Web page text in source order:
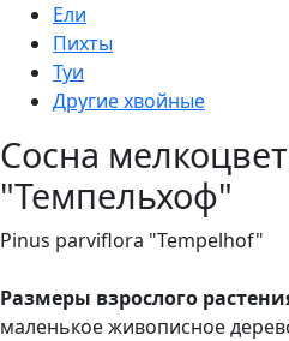
Ели
Пихты
Туи
Другие хвойные
Сосна
"Темпельхоф"
Pinus parviflora "Tempelhof"
Размеры взрослого
маленькое живописное